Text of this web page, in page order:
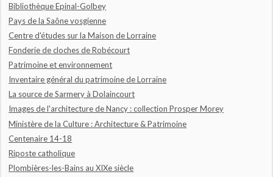
Bibliothèque Epinal-Golbey
Pays de la Saône vosgienne
Centre d'études sur la Maison de Lorraine
Fonderie de cloches de Robécourt
Patrimoine et environnement
Inventaire général du patrimoine de Lorraine
La source de Sarmery à Dolaincourt
Images de l'architecture de Nancy : collection Prosper Morey
Ministère de la Culture : Architecture & Patrimoine
Centenaire 14-18
Riposte catholique
Plombières-les-Bains au XIXe siècle